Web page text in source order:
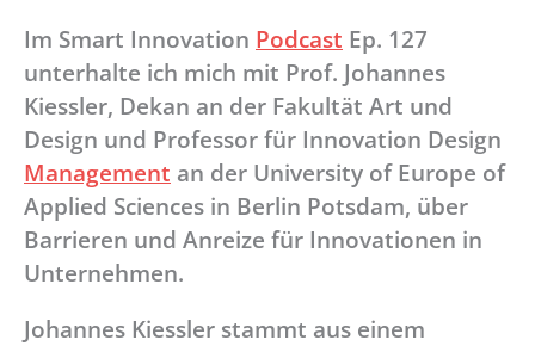
Im Smart Innovation Podcast Ep. 127
unterhalte ich mich mit Prof. Johannes
Kiessler, Dekan an der Fakultät Art und
Design und Professor für Innovation Design
Management an der University of Europe of
Applied Sciences in Berlin Potsdam, über
Barrieren und Anreize für Innovationen in
Unternehmen.
Johannes Kiessler stammt aus einem